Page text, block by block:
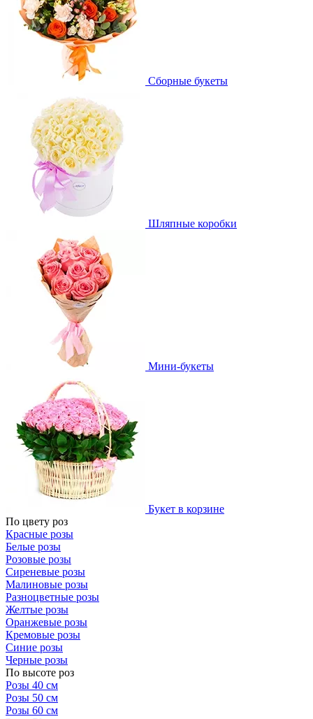
Сборные букеты
Шляпные коробки
Мини-букеты
Букет в корзине
По цвету роз
Красные розы
Белые розы
Розовые розы
Сиреневые розы
Малиновые розы
Разноцветные розы
Желтые розы
Оранжевые розы
Кремовые розы
Синие розы
Черные розы
По высоте роз
Розы 40 см
Розы 50 см
Розы 60 см